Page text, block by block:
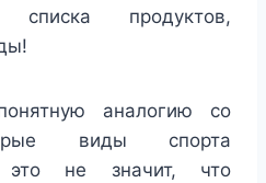
продуктов,
аналогию со
виды спорта
это не значит, что